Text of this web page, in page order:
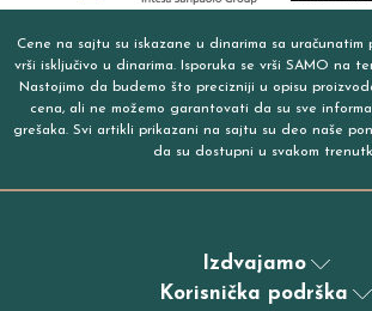
Cene na sajtu su iskazane u dinarima sa uračunatim
vrši isključivo u dinarima. Isporuka se vrši SAMO na
Nastojimo da budemo što precizniji u opisu
cena, ali ne možemo garantovati da su sve
grešaka. Svi artikli prikazani na sajtu su deo naše
da su dostupni u svakom
Izdvajamo
Korisnička podrška